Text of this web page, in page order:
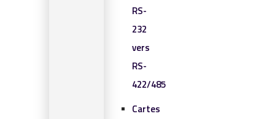
RS-
232
vers
RS-
422/485
Cartes